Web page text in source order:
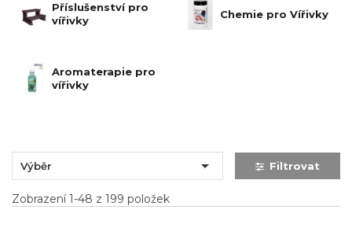
Příslušenství pro
vířivky
Chemie pro Vířivky
Aromaterapie pro
vířivky
Výběr  Filtrovat
Zobrazení 1-48 z 199 položek